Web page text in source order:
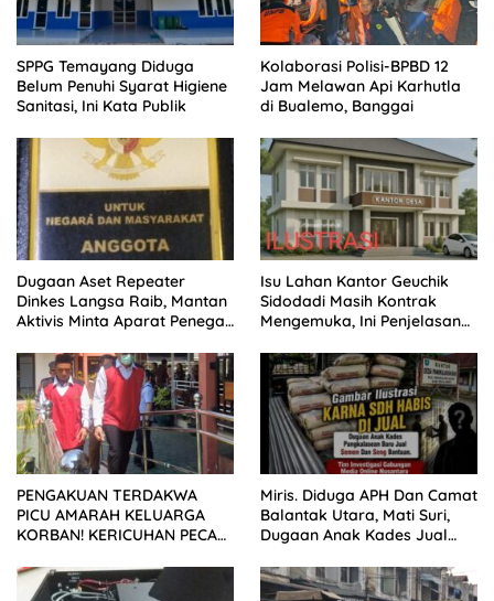
SPPG Temayang Diduga
Belum Penuhi Syarat Higiene
Sanitasi, Ini Kata Publik
Kolaborasi Polisi-BPBD 12
Jam Melawan Api Karhutla
di Bualemo, Banggai
Dugaan Aset Repeater
Dinkes Langsa Raib, Mantan
Aktivis Minta Aparat Penegak
Isu Lahan Kantor Geuchik
Sidodadi Masih Kontrak
Mengemuka, Ini Penjelasan
PENGAKUAN TERDAKWA
PICU AMARAH KELUARGA
KORBAN! KERICUHAN PECAH
DITUNDA
Miris. Diduga APH Dan Camat
Balantak Utara, Mati Suri,
Dugaan Anak Kades Jual